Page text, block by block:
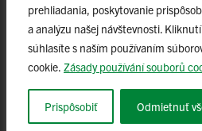
prehliadania, poskytovanie
a analýzu našej návštevnosti.
súhlasíte s naším používaním
cookie. Zásady používání souborů
Prispôsobiť Odmietnuť
Špičkové tímy
TIP-UPJŠ
Vedecké parky
Evidencia publikačnej činnosti
Habilitačné a vymenúvacie